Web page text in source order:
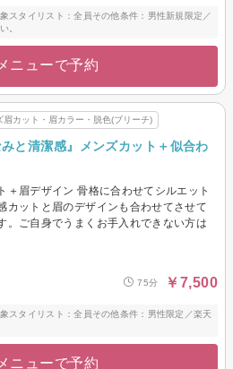
スタイリスト：全員その他条件：男性新規限定／
。
ニューで予約
眉カット・眉カラー・脱色(ブリーチ)
と清潔感』メンズカット＋似合わ
＋眉デザイン 骨格に合わせてシルエット
カットと眉のデザインも合わせてさせて
。ご自身でうまくお手入れできない方は
75分 ￥7,500
スタイリスト：全員その他条件：男性限定／楽天
ニューで予約